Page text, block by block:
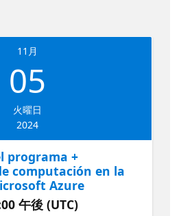
11月
05
火曜日
2024
programa +
computación en la
Azure
午後 (UTC)